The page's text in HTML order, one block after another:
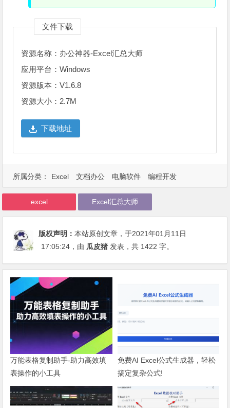
文件下载
资源名称：办公神器-Excel汇总大师
应用平台：Windows
资源版本：V1.6.8
资源大小：2.7M
下载地址
所属分类： Excel 文档办公 电脑软件 编程开发
excel Excel汇总大师
版权声明：本站原创文章，于2021年01月11日
17:05:24 ，由 瓜皮猪 发表，共 1422 字。
万能表格复制助手-助力高效填
表操作的小工具
免费AI Excel公式生成器，轻松
搞定复杂公式!